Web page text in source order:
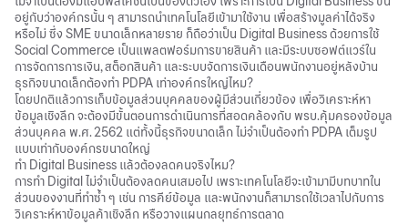
อยู่กับว่าองค์กรนั้น ๆ สามารถนำเทคโนโลยีเข้ามาใช้งาน เพื่อสร้างมูลค่าได้จริง
หรือไม่ ซึ่ง SME ขนาดเล็กหลายราย ก็ถือว่าเป็น Digital Business ด้วยการใช้
Social Commerce เป็นแพลตฟอร์มการขายสินค้า และมีระบบซอฟต์แวร์ใน
การจัดการการเงิน, สต็อกสินค้า และระบบจัดการเงินเดือนพนักงานอยู่หลังบ้าน
ธุรกิจขนาดเล็กต้องทำ PDPA เท่าองค์กรใหญ่ไหม?
โดยปกติแล้วการเก็บข้อมูลส่วนบุคคลของผู้มีส่วนเกี่ยวข้อง เพื่อวิเคราะห์หา
ข้อมูลเชิงลึก จะต้องมีขั้นตอนการดำเนินการที่สอดคล้องกับ พรบ.คุ้มครองข้อมูล
ส่วนบุคคล พ.ศ. 2562 แต่ทั้งนี้ธุรกิจขนาดเล็ก ไม่จำเป็นต้องทำ PDPA เต็มรูป
แบบเท่ากับองค์กรขนาดใหญ่
ทำ Digital Business แล้วต้องลดคนจริงไหม?
การทำ Digital ไม่จำเป็นต้องลดคนเสมอไป เพราะเทคโนโลยีจะเข้ามามีบทบาทใน
ส่วนของงานที่ทำซ้ำ ๆ เช่น การคีย์ข้อมูล และพนักงานก็สามารถใช้เวลาไปกับการ
วิเคราะห์หาข้อมูลค้าเชิงลึก หรือวางแผนกลยุทธ์การตลาด